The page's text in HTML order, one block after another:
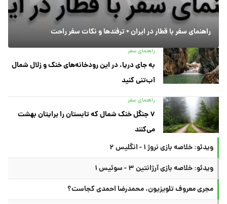
راهنمای سفر با قطار در ایران + ترفندها و نکات سفر راحت
راهنمای سفر
به جای دریا، در این رودخانه‌های خنک و زلال شمال
آب‌تنی کنید
راهنمای سفر
۷ جنگل خنک شمال که تابستان را برایتان بهشت
می‌کنند
ویدئو: خلاصه بازی نروژ ۱ - انگلیس ۲
ویدئو: خلاصه بازی آرژانتین ۳ - سوئیس ۱
مجری معروف تلویزیون، محمدرضا احمدی کجاست؟